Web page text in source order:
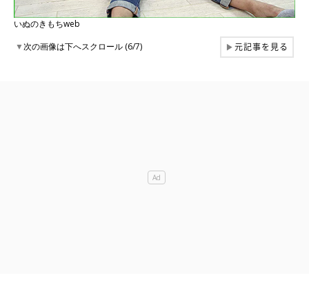
いぬのきもちweb
▼次の画像は下へスクロール (6/7) ▶元記事を見る